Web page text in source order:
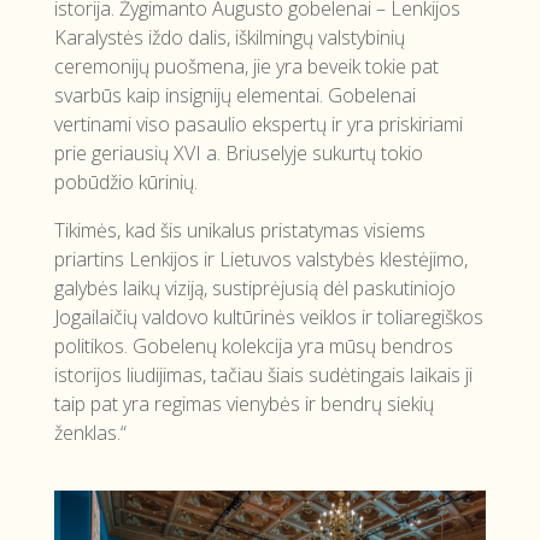
istorija. Žygimanto Augusto gobelenai – Lenkijos
Karalystės iždo dalis, iškilmingų valstybinių
ceremonijų puošmena, jie yra beveik tokie pat
svarbūs kaip insignijų elementai. Gobelenai
vertinami viso pasaulio ekspertų ir yra priskiriami
prie geriausių XVI a. Briuselyje sukurtų tokio
pobūdžio kūrinių.
Tikimės, kad šis unikalus pristatymas visiems
priartins Lenkijos ir Lietuvos valstybės klestėjimo,
galybės laikų viziją, sustiprėjusią dėl paskutiniojo
Jogailaičių valdovo kultūrinės veiklos ir toliaregiškos
politikos. Gobelenų kolekcija yra mūsų bendros
istorijos liudijimas, tačiau šiais sudėtingais laikais ji
taip pat yra regimas vienybės ir bendrų siekių
ženklas.“